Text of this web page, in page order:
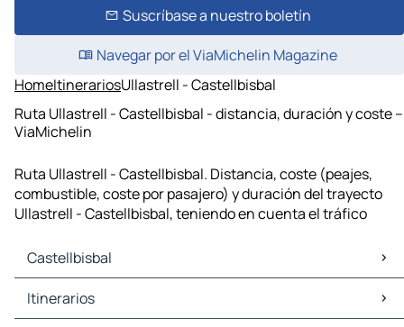
Suscríbase a nuestro boletín
Navegar por el ViaMichelin Magazine
HomeItinerariosUllastrell - Castellbisbal
Ruta Ullastrell - Castellbisbal - distancia, duración y coste –
ViaMichelin
Ruta Ullastrell - Castellbisbal. Distancia, coste (peajes,
combustible, coste por pasajero) y duración del trayecto
Ullastrell - Castellbisbal, teniendo en cuenta el tráfico
Castellbisbal
Castellbisbal Mapas Planos
Castellbisbal Trafico
Itinerarios